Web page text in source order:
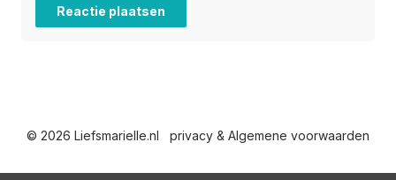
© 2026 Liefsmarielle.nl privacy & Algemene voorwaarden